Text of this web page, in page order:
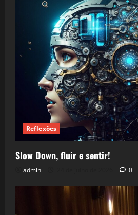
Reflexões
Slow Down, fluir e sentir!
admin 0